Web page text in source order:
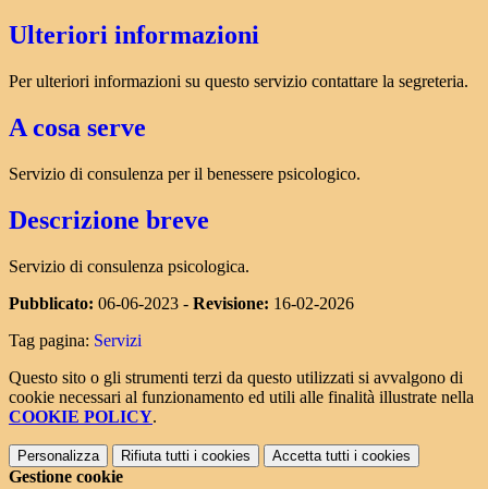
Ulteriori informazioni
Per ulteriori informazioni su questo servizio contattare la segreteria.
A cosa serve
Servizio di consulenza per il benessere psicologico.
Descrizione breve
Servizio di consulenza psicologica.
Pubblicato: 06-06-2023 - Revisione: 16-02-2026
Tag pagina: Servizi
Questo sito o gli strumenti terzi da questo utilizzati si avvalgono di
cookie necessari al funzionamento ed utili alle finalità illustrate nella
COOKIE POLICY.
Personalizza Rifiuta tutti i cookies Accetta tutti i cookies
Gestione cookie